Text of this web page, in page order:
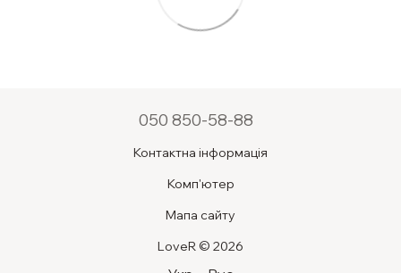
050 850-58-88
Контактна інформація
Комп'ютер
Мапа сайту
LoveR © 2026